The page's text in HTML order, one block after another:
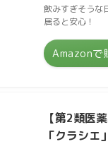
飲みすぎそうな
居ると安心！
Amazonで
【第2類医薬
「クラシエ